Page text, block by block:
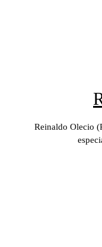
Reinaldo Olecio